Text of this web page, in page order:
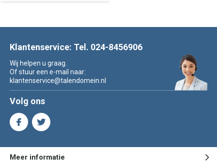
Klantenservice: Tel. 024-8456906
Wij helpen u graag.
Of stuur een e-mail naar:
klantenservice@talendomein.nl
Volg ons
Meer informatie